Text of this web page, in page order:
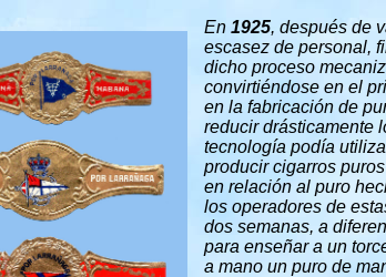
En 1925, después de
escasez de personal,
dicho proceso
convirtiéndose en el
en la fabricación de
reducir drásticamente
tecnología podía
producir cigarros
en relación al puro
los operadores de
dos semanas, a
para enseñar a un
a mano un puro de